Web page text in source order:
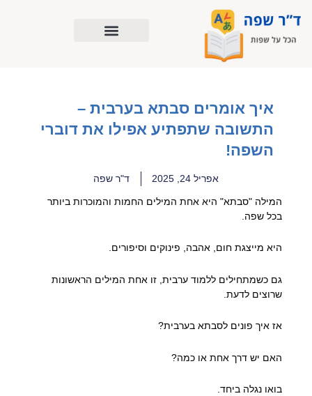
לתוכן
איך אומרים סבתא בערבית –
התשובה שתפתיע אפילו את דוברי
השפה!
אפריל 24, 2025 ד"ר שפה
המילה "סבתא" היא אחת המילים החמות והמוכרות ביותר
בכל שפה.
היא מייצגת חום, אהבה, פינוקים וסיפורים.
גם כשמתחילים ללמוד ערבית, זו אחת המילים הראשונות
שרוצים לדעת.
אז איך פונים לסבתא בערבית?
האם יש דרך אחת או כמה?
בואו נגלה ביחד.